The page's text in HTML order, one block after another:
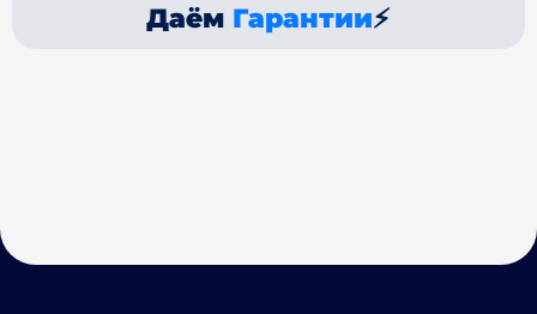
Даём Гарантии⚡